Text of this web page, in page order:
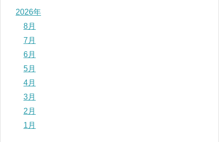
2026年
8月
7月
6月
5月
4月
3月
2月
1月